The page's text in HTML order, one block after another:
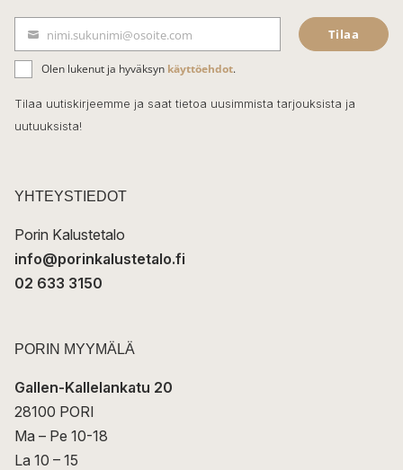
e
b
o
o
k
ä
h
k
t
nimi.sukunimi@osoite.com Tilaa
Olen lukenut ja hyväksyn käyttöehdot.
Tilaa uutiskirjeemme ja saat tietoa uusimmista tarjouksista ja
uutuuksista!
YHTEYSTIEDOT
Porin Kalustetalo
info@porinkalustetalo.fi
02 633 3150
PORIN MYYMÄLÄ
Gallen-Kallelankatu 20
28100 PORI
Ma – Pe 10-18
La 10 – 15